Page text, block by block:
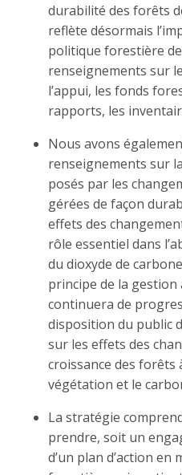
durabilité des forêts
reflète désormais
politique forestière
renseignements sur
l’appui, les fonds
rapports, les
Nous avons
renseignements sur
posés par les
gérées de façon
effets des
rôle essentiel dans
du dioxyde de
principe de la gestion
continuera de
disposition du public
sur les effets des
croissance des forêts
végétation et le
La stratégie
prendre, soit un
d’un plan d’action en